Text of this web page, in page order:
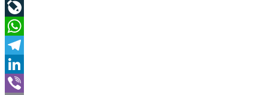
Odnoklassniki
LiveJournal
WhatsApp
Telegram
LinkedIn